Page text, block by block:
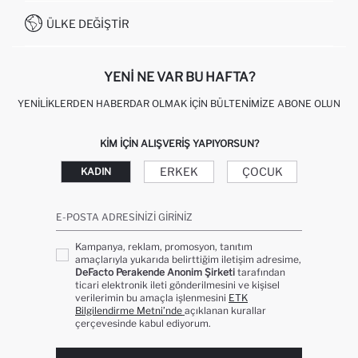
KAMPANYALAR
0850 333 22 86
ÜLKE DEĞIŞTIR
YENI NE VAR BU HAFTA?
YENILIKLERDEN HABERDAR OLMAK İÇIN BÜLTENIMIZE ABONE OLUN
KIM IÇIN ALIŞVERIŞ YAPIYORSUN?
KADIN ERKEK ÇOCUK
E-POSTA ADRESINIZI GIRINIZ
Kampanya, reklam, promosyon, tanıtım
amaçlarıyla yukarıda belirttiğim iletişim adresime,
DeFacto Perakende Anonim Şirketi tarafından
ticari elektronik ileti gönderilmesini ve kişisel
verilerimin bu amaçla işlenmesini ETK
Bilgilendirme Metni’nde açıklanan kurallar
çerçevesinde kabul ediyorum.